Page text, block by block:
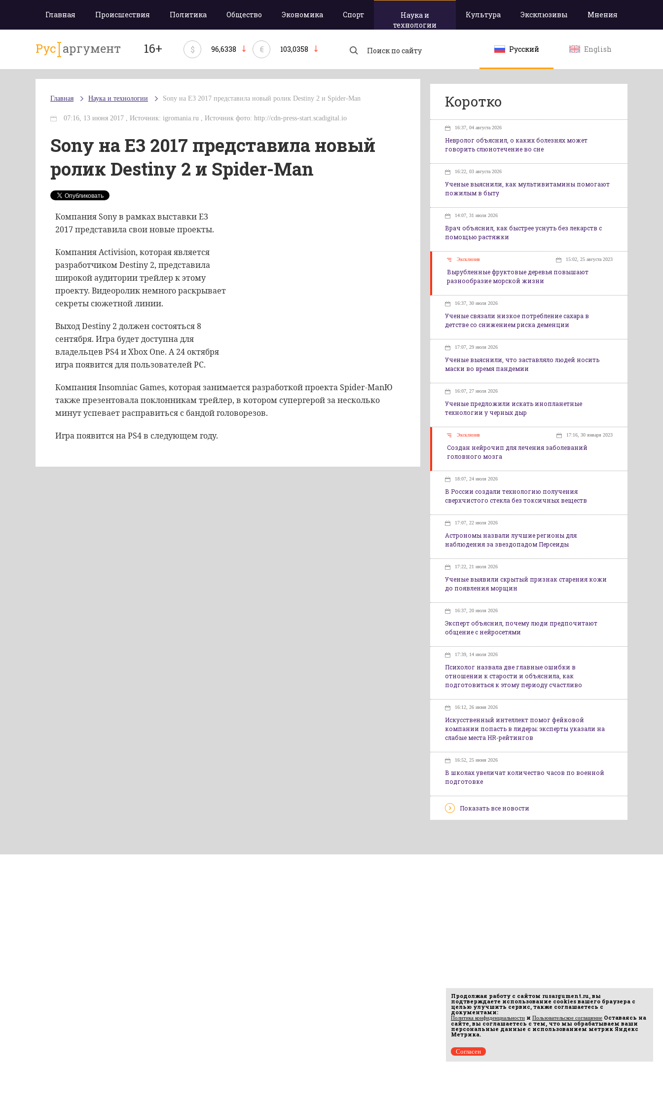
Главная Происшествия Политика Общество Экономика Спорт
Наука и
технологии
Культура Эксклюзивы Мнения
Рус аргумент 16+ $ 96,6338 € 103,0358 Русский English
Главная Наука и технологии Sony на E3 2017 представила новый ролик Destiny 2 и Spider-Man
07:16, 13 июня 2017 , Источник: igromania.ru , Источник фото: http://cdn-press-start.scadigital.io
Sony на E3 2017 представила новый
ролик Destiny 2 и Spider-Man
КомпанияSonyв рамкахвыставкиЕ3
2017 представила своиновые проекты.
КомпанияActivision, котораяявляется
разработчикомDestiny 2, представила
широкойаудиториитрейлер кэтому
проекту. Видеороликнемногораскрывает
секреты сюжетнойлинии.
ВыходDestiny 2 должен состояться8
сентября. Игра будетдоступнадля
владельцев PS4иXbox One. А 24 октября
играпоявитсядляпользователейPC.
КомпанияInsomniac Games, котораязанимаетсяразработкойпроектаSpider-ManЮ
также презентовалапоклонникамтрейлер, в котором супергеройзанесколько
минутуспеваетрасправиться с бандойголоворезов.
ИграпоявитсянаPS4в следующемгоду.
Коротко
16:37, 04 августа 2026
Невролог объяснил, о каких болезнях может
говорить слюнотечение во сне
16:22, 03 августа 2026
Ученые выяснили, как мультивитамины помогают
пожилым в быту
14:07, 31 июля 2026
Врач объяснил, как быстрее уснуть без лекарств с
помощью растяжки
Эксклюзив 15:02, 25 августа 2023
Вырубленные фруктовые деревья повышают
разнообразие морской жизни
16:37, 30 июля 2026
Ученые связали низкое потребление сахара в
детстве со снижением риска деменции
17:07, 29 июля 2026
Ученые выяснили, что заставляло людей носить
маски во время пандемии
16:07, 27 июля 2026
Ученые предложили искать инопланетные
технологии у черных дыр
Эксклюзив 17:16, 30 января 2023
Создан нейрочип для лечения заболеваний
головного мозга
18:07, 24 июля 2026
В России создали технологию получения
сверхчистого стекла без токсичных веществ
17:07, 22 июля 2026
Астрономы назвали лучшие регионы для
наблюдения за звездопадом Персеиды
17:22, 21 июля 2026
Ученые выявили скрытый признак старения кожи
до появления морщин
16:37, 20 июля 2026
Эксперт объяснил, почему люди предпочитают
общение с нейросетями
17:39, 14 июля 2026
Психолог назвала две главные ошибки в
отношении к старости и объяснила, как
подготовиться к этому периоду счастливо
16:12, 26 июня 2026
Искусственный интеллект помог фейковой
компании попасть в лидеры: эксперты указали на
слабые места HR-рейтингов
16:52, 25 июня 2026
В школах увеличат количество часов по военной
подготовке
Показать все новости
Продолжая работу с сайтом rusargument.ru, вы
подтверждаете использование cookies вашего браузера с
целью улучшить сервис, также соглашаетесь с
документами:
Политика конфиденциальности и Пользовательское соглашение Оставаясь на
сайте, вы соглашаетесь с тем, что мы обрабатываем ваши
персональные данные с использованием метрик Яндекс
Метрика.
Согласен